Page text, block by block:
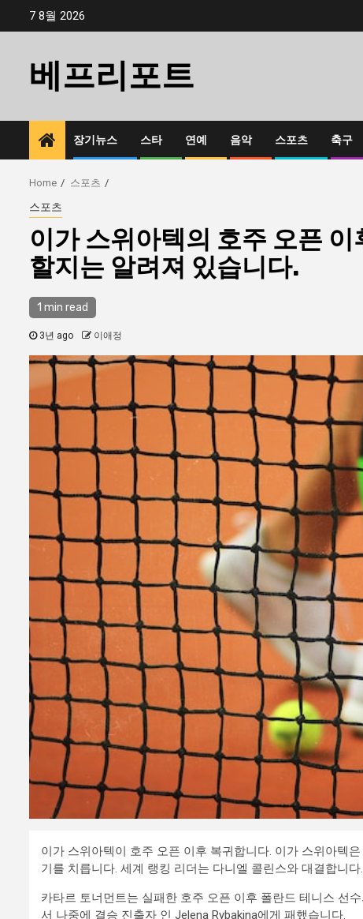
7 8월 2026
베프리포트
장기뉴스 스타 연예 음악 스포츠 축구
Home 스포츠
스포츠
이가 스위아텍의 호주 오픈
할지는 알려져 있습니다.
1 min read
3년 ago 이애정
이가 스위아텍이 호주 오픈 이후 복귀합니다. 이가 스위아텍
기를 치릅니다. 세계 랭킹 리더는 다니엘 콜린스와 대결합니
카타르 토너먼트는 실패한 호주 오픈 이후 폴란드 테니스 선
서 나중에 결승 진출자 인 Jelena Rybakina에게 패했습니다.